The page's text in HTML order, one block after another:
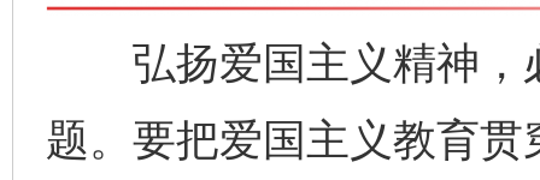
弘扬爱国主义精神，
题。要把爱国主义教育